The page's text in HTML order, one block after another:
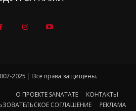
2025 | Все права защищены.
О ПРОЕКТЕ SANATATE
КОНТАКТЫ
СОГЛАШЕНИЕ
РЕКЛАМА